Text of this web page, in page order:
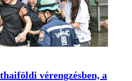
vérengzésben, a